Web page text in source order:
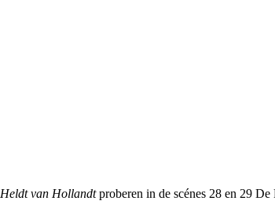
Heldt van Hollandtproberen in de scénes 28 en 29